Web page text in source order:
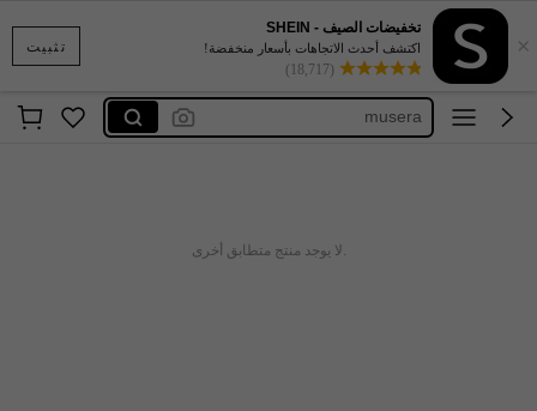
تثبيت ×
تخفيضات الصيف - SHEIN
اكتشف أحدث الاتجاهات بأسعار منخفضة!
(18,717)
sumwon women
dazy
musera
.لا يوجد منتج متطابق أخرى